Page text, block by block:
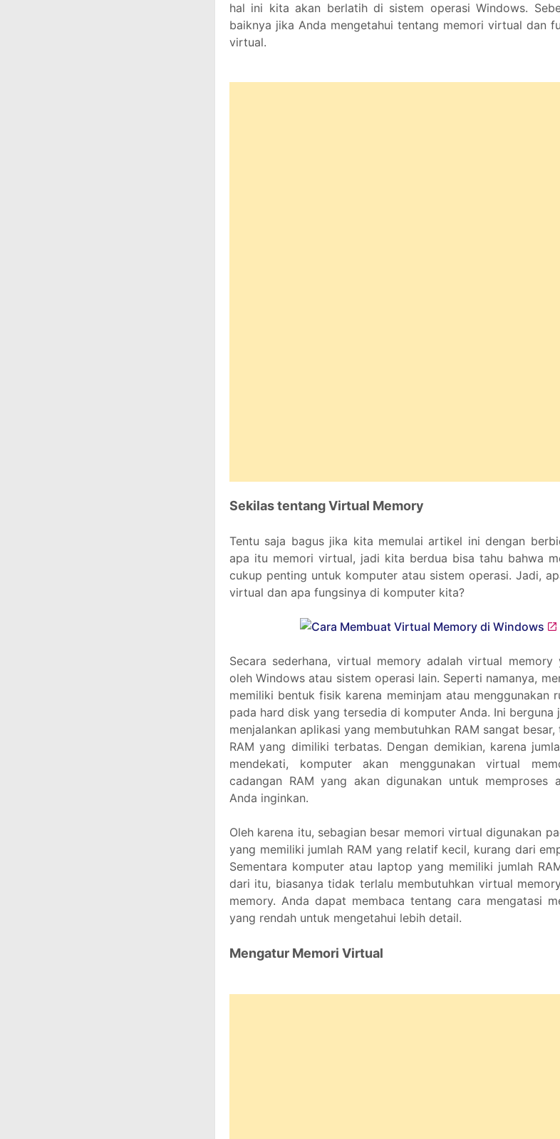
hal ini kita akan berlatih di sistem operasi Windows.
baiknya jika Anda mengetahui tentang memori virtual dan
virtual.
Sekilas tentang Virtual Memory
Tentu saja bagus jika kita memulai artikel ini dengan
apa itu memori virtual, jadi kita berdua bisa tahu bahwa
cukup penting untuk komputer atau sistem operasi. Jadi,
virtual dan apa fungsinya di komputer kita?
Secara sederhana, virtual memory adalah virtual memory
oleh Windows atau sistem operasi lain. Seperti namanya,
memiliki bentuk fisik karena meminjam atau menggunakan
pada hard disk yang tersedia di komputer Anda. Ini berguna
menjalankan aplikasi yang membutuhkan RAM sangat
RAM yang dimiliki terbatas. Dengan demikian, karena
mendekati, komputer akan menggunakan virtual
cadangan RAM yang akan digunakan untuk memproses
Anda inginkan.
Oleh karena itu, sebagian besar memori virtual digunakan
yang memiliki jumlah RAM yang relatif kecil, kurang dari
Sementara komputer atau laptop yang memiliki jumlah
dari itu, biasanya tidak terlalu membutuhkan virtual
memory. Anda dapat membaca tentang cara mengatasi
yang rendah untuk mengetahui lebih detail.
Mengatur Memori Virtual